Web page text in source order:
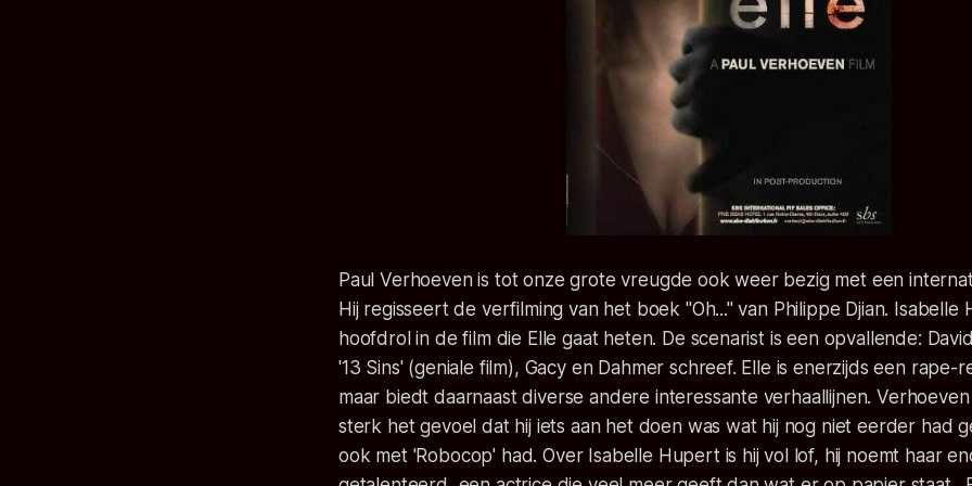
Paul Verhoeven is tot onze grote vreugde ook weer bezig met een
Hij regisseert de verfilming van het boek "Oh..." van Philippe Djian.
hoofdrol in de film die Elle gaat heten. De scenarist is een opvallende:
'13 Sins' (geniale film), Gacy en Dahmer schreef. Elle is enerzijds een rape-
maar biedt daarnaast diverse andere interessante verhaallijnen.
sterk het gevoel dat hij iets aan het doen was wat hij nog niet eerder had
ook met 'Robocop' had. Over Isabelle Hupert is hij vol lof, hij noemt haar